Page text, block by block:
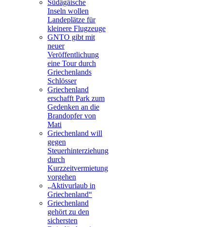
Südägäische
Inseln wollen
Landeplätze für
kleinere Flugzeuge
GNTO gibt mit
neuer
Veröffentlichung
eine Tour durch
Griechenlands
Schlösser
Griechenland
erschafft Park zum
Gedenken an die
Brandopfer von
Mati
Griechenland will
gegen
Steuerhinterziehung
durch
Kurzzeitvermietung
vorgehen
„Aktivurlaub in
Griechenland“
Griechenland
gehört zu den
sichersten